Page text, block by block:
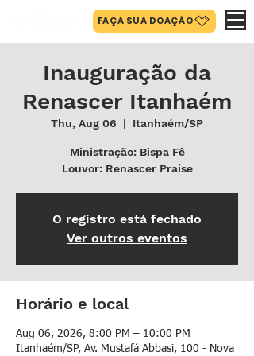
FAÇA SUA DOAÇÃO
Inauguração da
Renascer Itanhaém
Thu, Aug 06
  |
Itanhaém/SP
Ministração: Bispa Fê
Louvor: Renascer Praise
O registro está fechado
Ver outros eventos
Horário e local
Aug 06, 2026, 8:00 PM – 10:00 PM
Itanhaém/SP, Av. Mustafá Abbasi, 100 - Nova